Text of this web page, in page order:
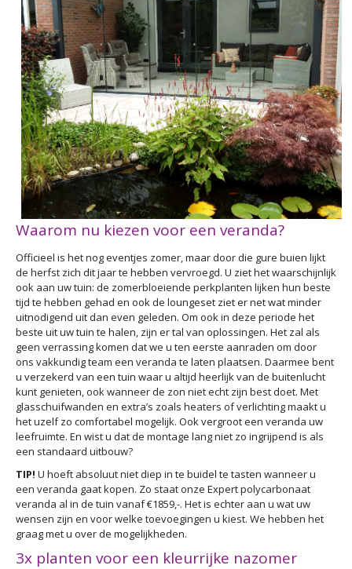
Waarom nu kiezen voor een veranda?
Officieel is het nog eventjes zomer, maar door die gure buien lijkt
de herfst zich dit jaar te hebben vervroegd. U ziet het waarschijnlijk
ook aan uw tuin: de zomerbloeiende perkplanten lijken hun beste
tijd te hebben gehad en ook de loungeset ziet er net wat minder
uitnodigend uit dan even geleden. Om ook in deze periode het
beste uit uw tuin te halen, zijn er tal van oplossingen. Het zal als
geen verrassing komen dat we u ten eerste aanraden om door
ons vakkundig team een veranda te laten plaatsen. Daarmee bent
u verzekerd van een tuin waar u altijd heerlijk van de buitenlucht
kunt genieten, ook wanneer de zon niet echt zijn best doet. Met
glasschuifwanden en extra’s zoals heaters of verlichting maakt u
het uzelf zo comfortabel mogelijk. Ook vergroot een veranda uw
leefruimte. En wist u dat de montage lang niet zo ingrijpend is als
een standaard uitbouw?
TIP! U hoeft absoluut niet diep in te buidel te tasten wanneer u
een veranda gaat kopen. Zo staat onze Expert polycarbonaat
veranda al in de tuin vanaf €1859,-. Het is echter aan u wat uw
wensen zijn en voor welke toevoegingen u kiest. We hebben het
graag met u over de mogelijkheden.
3x planten voor een kleurrijke nazomer